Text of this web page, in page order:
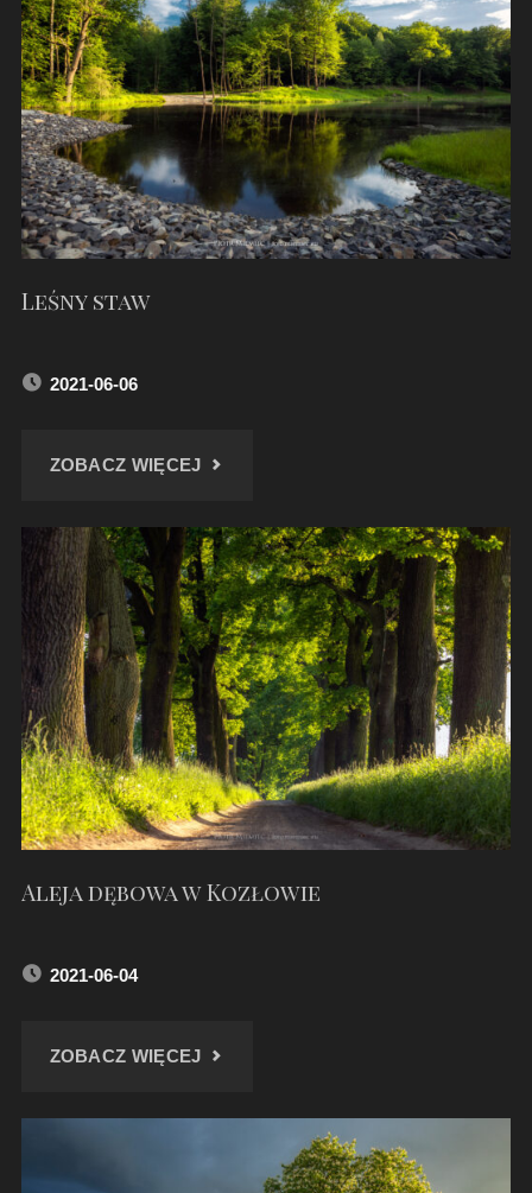
Leśny staw
2021-06-06
ZOBACZ WIĘCEJ"LEŚNY
Aleja dębowa w Kozłowie
2021-06-04
ZOBACZ WIĘCEJ"ALEJA